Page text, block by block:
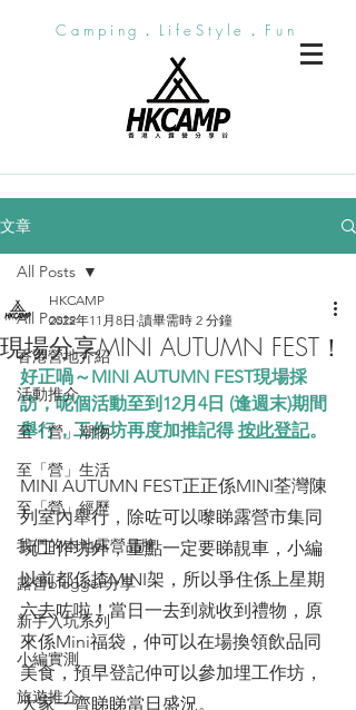
Camping．LifeStyle．Fun
文章
All Posts
香港營地介紹
活動推介
至「營」潮物
至「營」生活
至「營」經歷
我們的本地露營品牌
露營blogger分享
新手入坑系列
小編實測
旅遊推介
All Posts
現場分享MINI AUTUMN FEST！
HKCAMP
2022年11月8日 讀畢需時 2 分鐘
好正喎～MINI AUTUMN FEST現場採
訪，呢個活動至到12月4日 (逢週末)期間
舉行，工作坊再度加推記得 按此登記。
MINI AUTUMN FEST正正係MINI荃灣陳
列室內舉行，除咗可以嚟睇露營市集同
玩工作坊外，重點一定要睇靚車，小編
以前都係揸MINI架，所以爭住係上星期
六去咗啦！當日一去到就收到禮物，原
來係Mini福袋，仲可以在場換領飲品同
美食，預早登記仲可以參加埋工作坊，
大家一齊睇睇當日盛況。